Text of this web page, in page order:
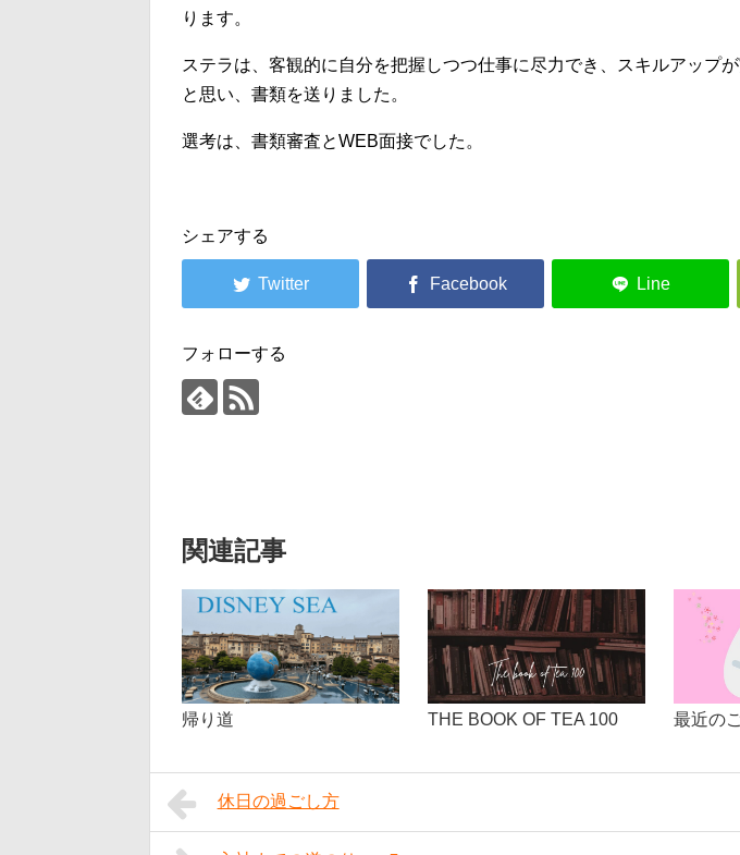
ります。
ステラは、客観的に自分を把握しつつ仕事に尽力でき、スキルアップ
と思い、書類を送りました。
選考は、書類審査とWEB面接でした。
シェアする
フォローする
関連記事
帰り道 THE BOOK OF TEA 100 最近の
休日の過ごし方